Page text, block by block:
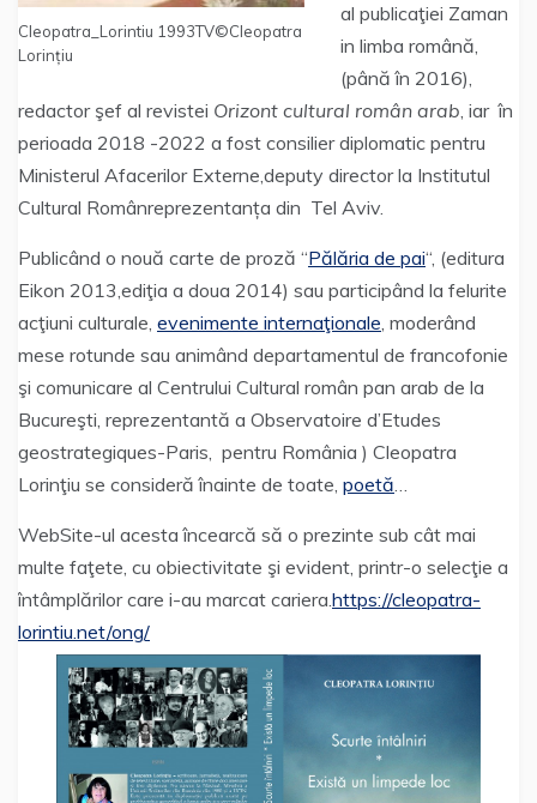
Cleopatra_Lorintiu 1993TV©Cleopatra
Lorințiu
al publicaţiei Zaman
in limba română,
(până în 2016),
redactor şef al revistei Orizont cultural român arab, iar în
perioada 2018 -2022 a fost consilier diplomatic pentru
Ministerul Afacerilor Externe,deputy director la Institutul
Cultural Românreprezentanța din Tel Aviv.
Publicând o nouă carte de proză “Pălăria de pai“, (editura
Eikon 2013,ediţia a doua 2014) sau participând la felurite
acţiuni culturale, evenimente internaţionale, moderând
mese rotunde sau animând departamentul de francofonie
şi comunicare al Centrului Cultural român pan arab de la
Bucureşti, reprezentantă a Observatoire d’Etudes
geostrategiques-Paris, pentru România ) Cleopatra
Lorinţiu se consideră înainte de toate, poetă…
WebSite-ul acesta încearcă să o prezinte sub cât mai
multe faţete, cu obiectivitate şi evident, printr-o selecţie a
întâmplărilor care i-au marcat cariera.https://cleopatra-
lorintiu.net/ong/